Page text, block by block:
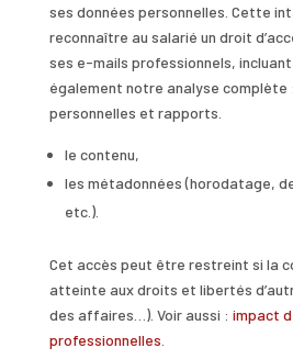
ses données personnelles. Cette
reconnaître au salarié un droit
ses e-mails professionnels,
également notre analyse complète
personnelles et rapports.
le contenu,
les métadonnées (horodatage,
etc.).
Cet accès peut être restreint si la
atteinte aux droits et libertés
des affaires…). Voir aussi : impact
professionnelles